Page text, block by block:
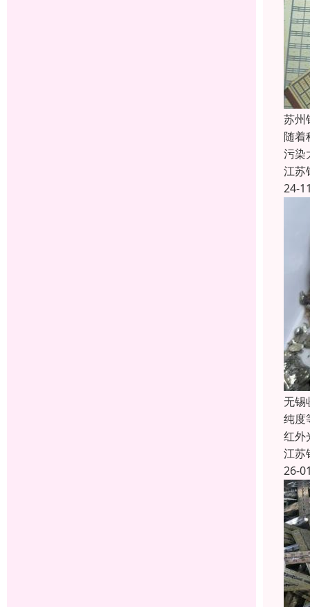
苏州
随着
污染
江苏
24-
无锡
纯度
红外
江苏
26-